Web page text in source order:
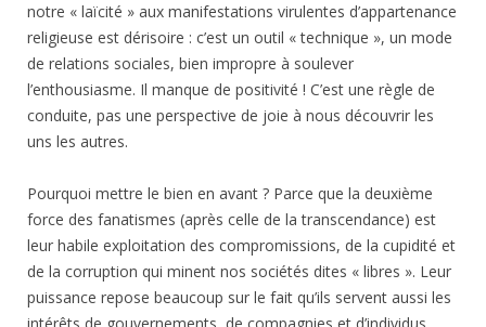
notre « laïcité » aux manifestations virulentes d’appartenance
religieuse est dérisoire : c’est un outil « technique », un mode
de relations sociales, bien impropre à soulever
l’enthousiasme. Il manque de positivité ! C’est une règle de
conduite, pas une perspective de joie à nous découvrir les
uns les autres.
Pourquoi mettre le bien en avant ? Parce que la deuxième
force des fanatismes (après celle de la transcendance) est
leur habile exploitation des compromissions, de la cupidité et
de la corruption qui minent nos sociétés dites « libres ». Leur
puissance repose beaucoup sur le fait qu’ils servent aussi les